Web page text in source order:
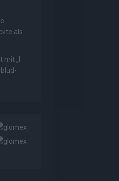
als
mit „I